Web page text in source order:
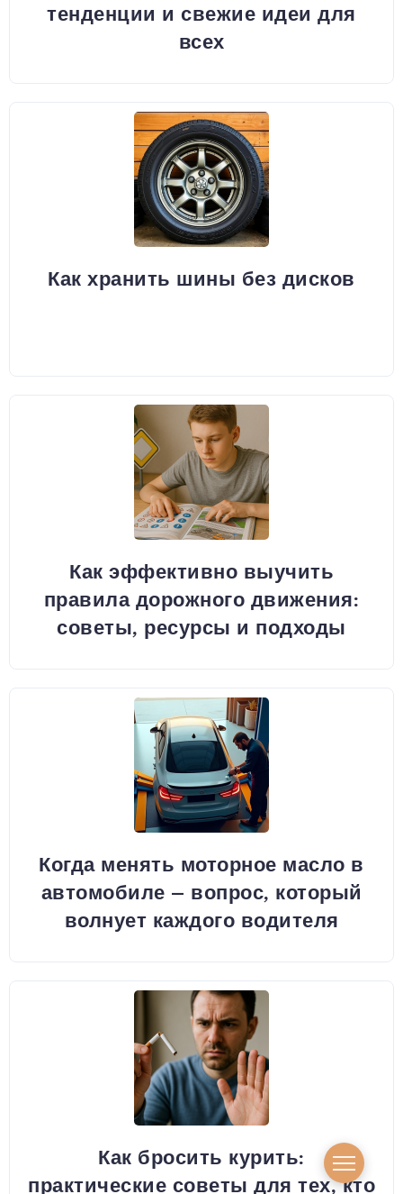
тенденции и свежие идеи для
всех
Как хранить шины без дисков
Как эффективно выучить
правила дорожного движения:
советы, ресурсы и подходы
Когда менять моторное масло в
автомобиле – вопрос, который
волнует каждого водителя
Как бросить курить:
практические советы для тех, кто